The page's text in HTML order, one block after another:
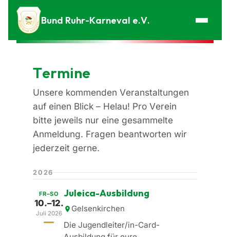
Zum Inhalt springen
Bund Ruhr-Karneval e.V.
Termine
Unsere kommenden Veranstaltungen
auf einen Blick – Helau! Pro Verein
bitte jeweils nur eine gesammelte
Anmeldung. Fragen beantworten wir
jederzeit gerne.
2026
FR–SO
10.–12.
Juli 2026
Juleica-Ausbildung
Gelsenkirchen
Die Jugendleiter/in-Card-